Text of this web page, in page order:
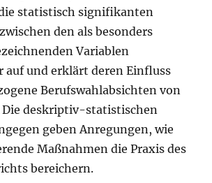
statistisch signifikanten
den als besonders
Variablen
auf und erklärt deren Einfluss
Berufswahlabsichten von
Die deskriptiv-statistischen
geben Anregungen, wie
Maßnahmen die Praxis des
bereichern.